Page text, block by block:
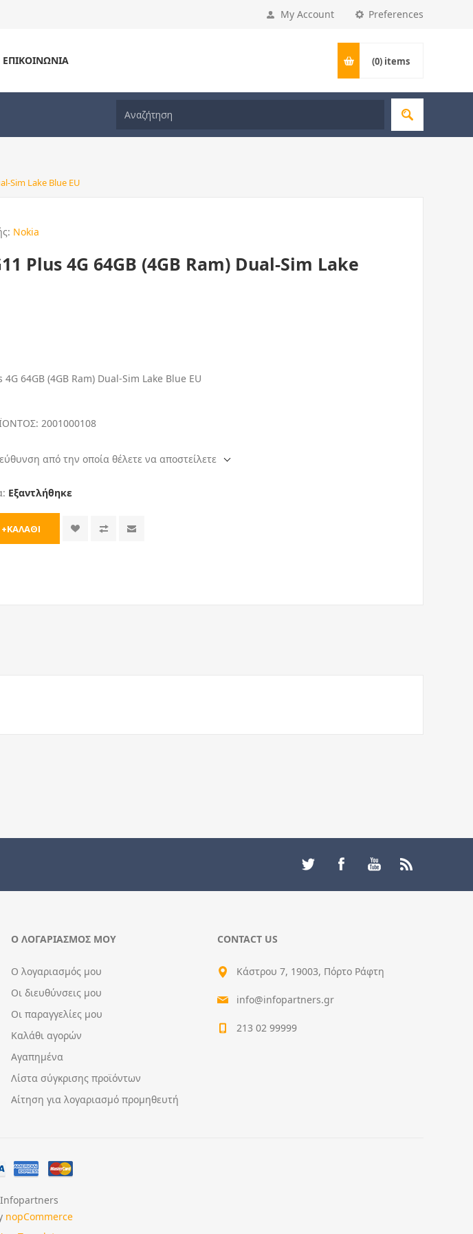
Preferences
My Account
ΕΠΙΚΟΙΝΩΝΊΑ (0) items
Sim Lake Blue EU
Nokia
Plus 4G 64GB (4GB Ram) Dual-Sim Lake
4G 64GB (4GB Ram) Dual-Sim Lake Blue EU
2001000108
από την οποία θέλετε να αποστείλετε
Εξαντλήθηκε
Ο ΛΟΓΑΡΙΑΣΜΌΣ ΜΟΥ
Ο λογαριασμός μου
Οι διευθύνσεις μου
Οι παραγγελίες μου
Καλάθι αγορών
Αγαπημένα
Λίστα σύγκρισης προϊόντων
Αίτηση για λογαριασμό προμηθευτή
CONTACT US
Κάστρου 7, 19003, Πόρτο Ράφτη
info@infopartners.gr
213 02 99999
nopCommerce